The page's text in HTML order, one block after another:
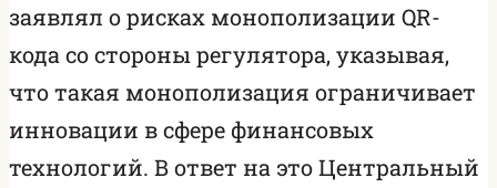
заявлял о рисках монополизации QR-
кода со стороны регулятора, указывая,
что такая монополизация ограничивает
инновации в сфере финансовых
технологий. В ответ на это Центральный